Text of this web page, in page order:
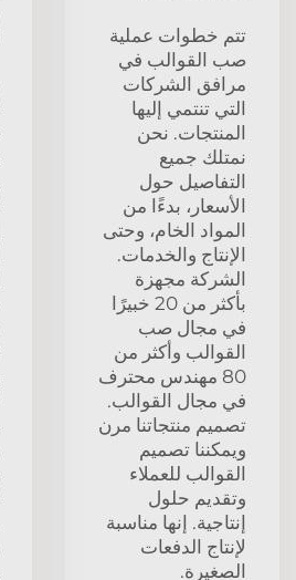
تتم خطوات عملية
صب القوالب في
مرافق الشركات
التي تنتمي إليها
المنتجات. نحن
نمتلك جميع
التفاصيل حول
الأسعار، بدءًا من
المواد الخام، وحتى
الإنتاج والخدمات.
الشركة مجهزة
بأكثر من 20 خبيرًا
في مجال صب
القوالب وأكثر من
80 مهندس محترف
في مجال القوالب.
تصميم منتجاتنا مرن
ويمكننا تصميم
القوالب للعملاء
وتقديم حلول
إنتاجية. إنها مناسبة
لإنتاج الدفعات
الصغيرة.